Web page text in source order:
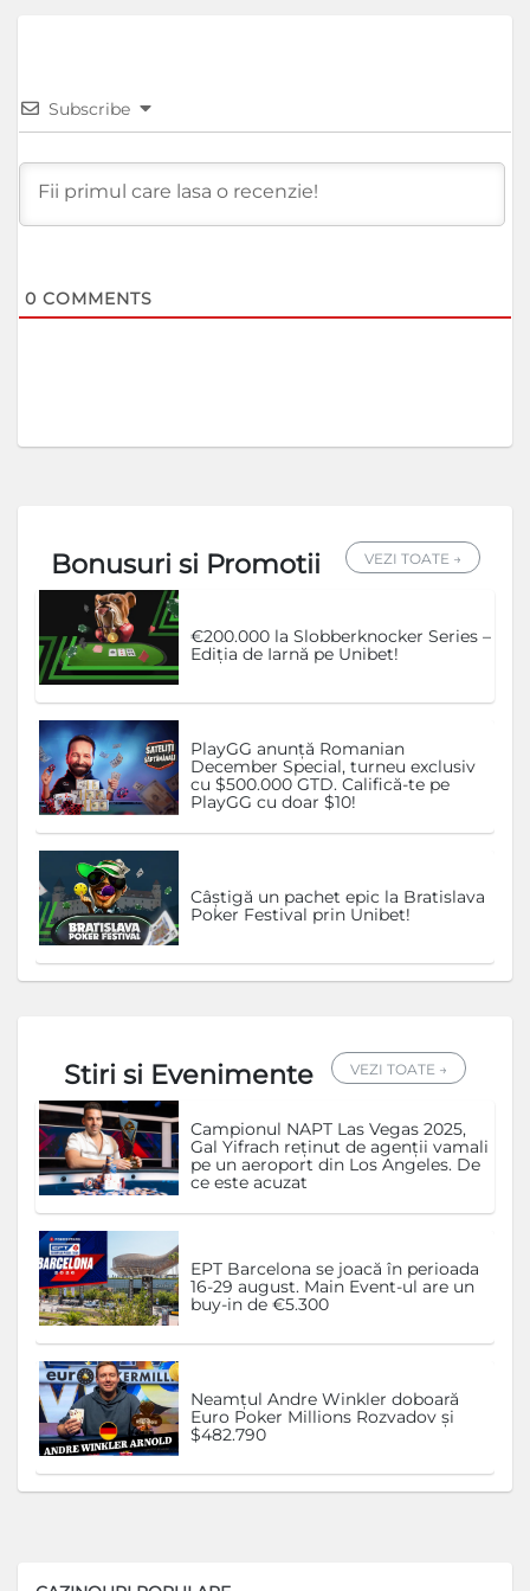
Subscribe
0 COMMENTS
Bonusuri si Promotii VEZI TOATE →
€200.000 la Slobberknocker Series –
Ediția de Iarnă pe Unibet!
PlayGG anunță Romanian
December Special, turneu exclusiv
cu $500.000 GTD. Califică-te pe
PlayGG cu doar $10!
Câștigă un pachet epic la Bratislava
Poker Festival prin Unibet!
Stiri si Evenimente VEZI TOATE →
Campionul NAPT Las Vegas 2025,
Gal Yifrach reținut de agenții vamali
pe un aeroport din Los Angeles. De
ce este acuzat
EPT Barcelona se joacă în perioada
16-29 august. Main Event-ul are un
buy-in de €5.300
Neamțul Andre Winkler doboară
Euro Poker Millions Rozvadov și
$482.790